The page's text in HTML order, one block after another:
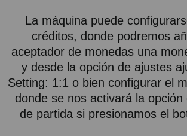
La máquina puede
créditos, donde podremos
aceptador de monedas una
y desde la opción de ajustes
Setting: 1:1 o bien configurar el
donde se nos activará la opción
de partida si presionamos el